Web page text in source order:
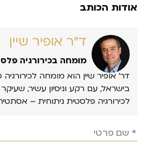
אודות הכותב
ד״ר אופיר שיין
מומחה בכירורגיה
דר’ אופיר שיין הוא מומחה
בישראל, עם רקע וניסיון עשיר,
לכירורגיה פלסטית ניתוחית –